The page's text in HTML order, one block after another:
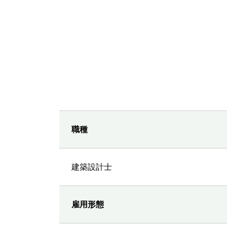
職種
建築設計士
雇用形態